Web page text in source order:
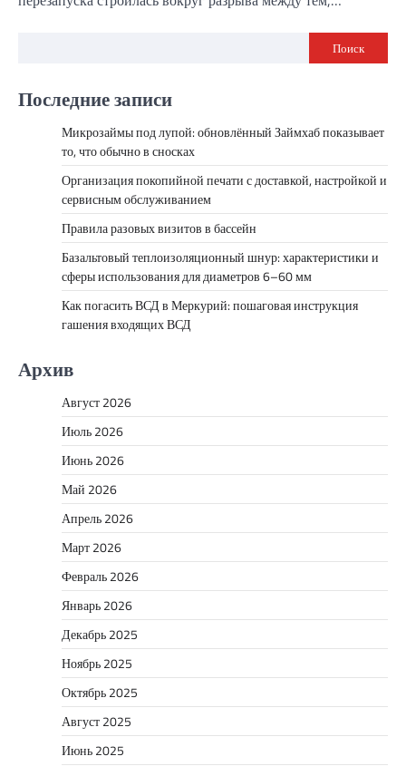
Поиск
Последние записи
Микрозаймы под лупой: обновлённый Займхаб показывает
то, что обычно в сносках
Организация покопийной печати с доставкой, настройкой и
сервисным обслуживанием
Правила разовых визитов в бассейн
Базальтовый теплоизоляционный шнур: характеристики и
сферы использования для диаметров 6–60 мм
Как погасить ВСД в Меркурий: пошаговая инструкция
гашения входящих ВСД
Архив
Август 2026
Июль 2026
Июнь 2026
Май 2026
Апрель 2026
Март 2026
Февраль 2026
Январь 2026
Декабрь 2025
Ноябрь 2025
Октябрь 2025
Август 2025
Июнь 2025